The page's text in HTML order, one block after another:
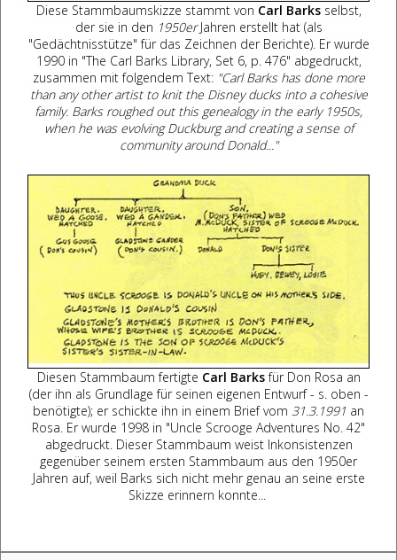
Diese Stammbaumskizze stammt von Carl Barksselbst,
der sie in den 1950erJahren erstellt hat (als
"Gedächtnisstütze" für das Zeichnen der Berichte). Er wurde
1990 in "The Carl Barks Library, Set 6, p. 476" abgedruckt,
zusammen mit folgendem Text: "Carl Barks has done more
than any other artist to knit the Disney ducks into a cohesive
family. Barks roughed out this genealogy in the early 1950s,
when he was evolving Duckburg and creating a sense of
community around Donald..."
Diesen Stammbaum fertigte Carl Barksfür Don Rosa an
(der ihn als Grundlage für seinen eigenen Entwurf - s. oben -
benötigte); er schickte ihn in einem Brief vom 31.3.1991 an
Rosa. Er wurde 1998 in "Uncle Scrooge Adventures No. 42"
abgedruckt. Dieser Stammbaum weist Inkonsistenzen
gegenüber seinem ersten Stammbaum aus den 1950er
Jahren auf, weil Barks sich nicht mehr genau an seine erste
Skizze erinnern konnte...